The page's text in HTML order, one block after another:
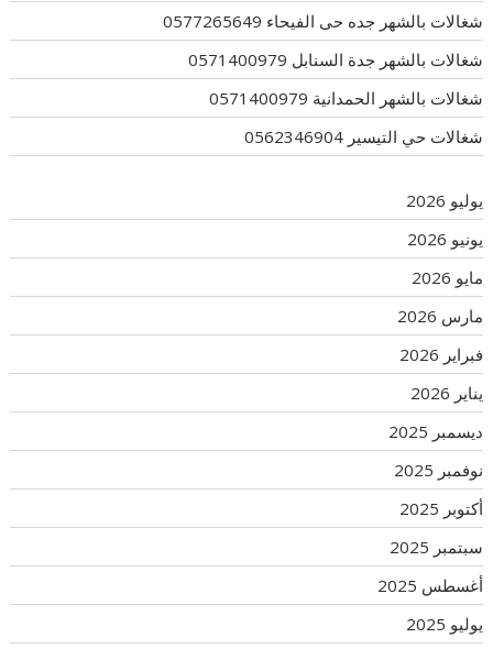
شغالات بالشهر جده حى الفيحاء 0577265649
شغالات بالشهر جدة السنابل 0571400979
شغالات بالشهر الحمدانية 0571400979
شغالات حي التيسير 0562346904
يوليو 2026
يونيو 2026
مايو 2026
مارس 2026
فبراير 2026
يناير 2026
ديسمبر 2025
نوفمبر 2025
أكتوبر 2025
سبتمبر 2025
أغسطس 2025
يوليو 2025